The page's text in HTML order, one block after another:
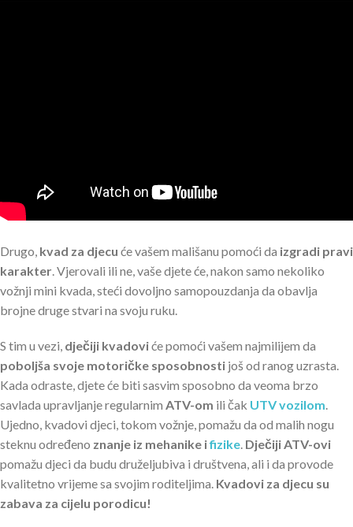
Drugo, kvad za djecu će vašem mališanu pomoći da izgradi pravi
karakter . Vjerovali ili ne, vaše djete će, nakon samo nekoliko
vožnji mini kvada, steći dovoljno samopouzdanja da obavlja
brojne druge stvari na svoju ruku.
S tim u vezi, dječiji kvadoviće pomoći vašem najmilijem da
poboljša svoje motoričke sposobnosti još od ranog uzrasta.
Kada odraste, djete će biti sasvim sposobno da veoma brzo
savlada upravljanje regularnim ATV-om ili čak UTV vozilom
Ujedno, kvadovi djeci, tokom vožnje, pomažu da od malih nogu
steknu određeno znanje iz mehanike ifizike Dječiji ATV-ovi
pomažu djeci da budu druželjubiva i društvena, ali i da provode
kvalitetno vrijeme sa svojim roditeljima. Kvadovi za djecu su
zabava za cijelu porodicu!